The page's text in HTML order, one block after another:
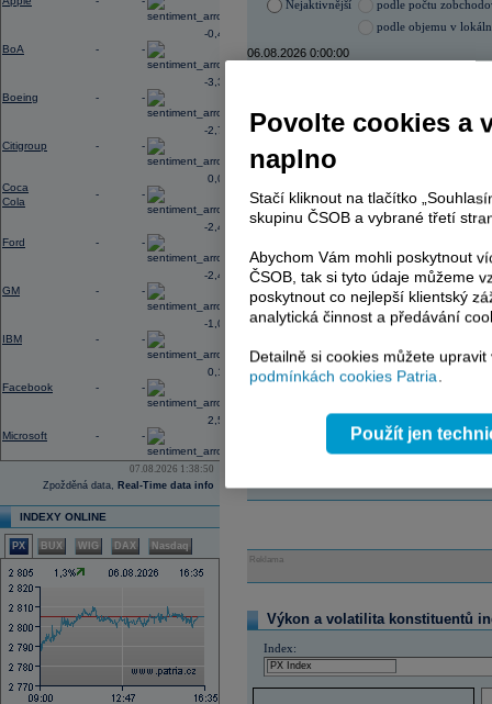
BoA - -
-0,40
Boeing - -
-3,33
Citigroup - -
-2,78
Coca
Cola
- -
0,02
Ford - -
-2,41
GM - -
-2,49
IBM - -
-1,06
Facebook - -
0,19
Microsoft - -
2,54
07.08.2026 1:38:50
Zpožděná data, Real-Time data info
INDEXY ONLINE
PX BUX WIG DAX Nasdaq
Nejaktivnější
podle počtu
podle objemu v
06.08.2026 0:00:00
ERSTE BANK
KOMERČNÍ BANKA
TMR
Region
select
Odeslat
Reklama
Výkon a volatilita konstituentů
Index:
Povolte cookies a
naplno
Stačí kliknout na tlačítko
skupinu ČSOB a vybrané třetí
Abychom Vám mohli poskytnout
ČSOB, tak si tyto údaje můžeme
poskytnout co nejlepší klientský
analytická činnost a předávání
Detailně si cookies můžete
podmínkách cookies Patria.
Použít jen